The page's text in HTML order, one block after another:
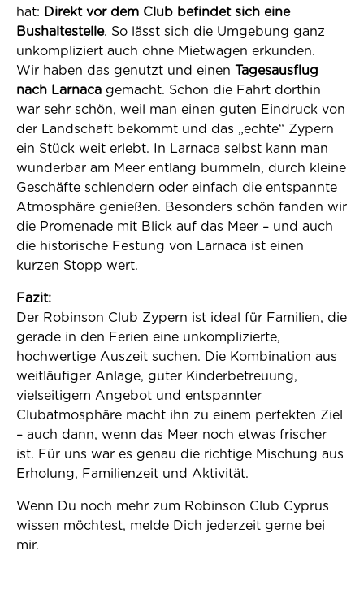
hat: Direkt vor dem Club befindet sich eine
Bushaltestelle. So lässt sich die Umgebung ganz
unkompliziert auch ohne Mietwagen erkunden.
Wir haben das genutzt und einen Tagesausflug
nach Larnaca gemacht. Schon die Fahrt dorthin
war sehr schön, weil man einen guten Eindruck von
der Landschaft bekommt und das „echte“ Zypern
ein Stück weit erlebt. In Larnaca selbst kann man
wunderbar am Meer entlang bummeln, durch kleine
Geschäfte schlendern oder einfach die entspannte
Atmosphäre genießen. Besonders schön fanden wir
die Promenade mit Blick auf das Meer – und auch
die historische Festung von Larnaca ist einen
kurzen Stopp wert.
Fazit:
Der Robinson Club Zypern ist ideal für Familien, die
gerade in den Ferien eine unkomplizierte,
hochwertige Auszeit suchen. Die Kombination aus
weitläufiger Anlage, guter Kinderbetreuung,
vielseitigem Angebot und entspannter
Clubatmosphäre macht ihn zu einem perfekten Ziel
– auch dann, wenn das Meer noch etwas frischer
ist. Für uns war es genau die richtige Mischung aus
Erholung, Familienzeit und Aktivität.
Wenn Du noch mehr zum Robinson Club Cyprus
wissen möchtest, melde Dich jederzeit gerne bei
mir.